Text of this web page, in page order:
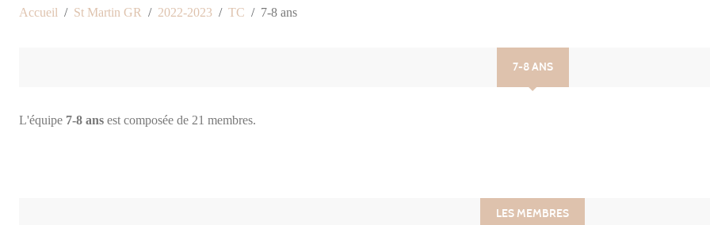
Accueil St Martin GR 2022-2023 TC 7-8 ans
7-8 ANS
L'équipe 7-8 ans est composée de 21 membres.
LES MEMBRES